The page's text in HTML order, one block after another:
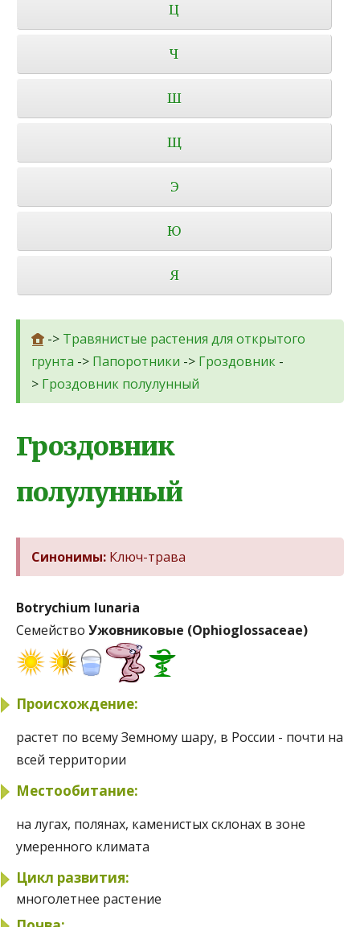
Ц
Ч
Ш
Щ
Э
Ю
Я
-> Травянистые растения для открытого
грунта -> Папоротники -> Гроздовник -
> Гроздовник полулунный
Гроздовник
полулунный
Синонимы: Ключ-трава
Botrychium lunaria
Семейство Ужовниковые (Ophioglossaceae)
Происхождение:
растет по всему Земному шару, в России - почти на
всей территории
Местообитание:
на лугах, полянах, каменистых склонах в зоне
умеренного климата
Цикл развития:
многолетнее растение